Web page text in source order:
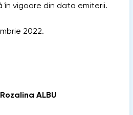
în vigoare din data emiterii.
2022.
ALBU